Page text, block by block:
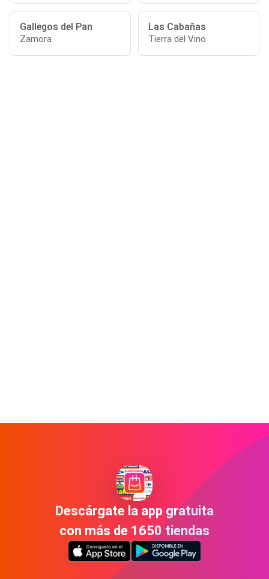
Gallegos del Pan
Zamora
Las Cabañas
Tierra del Vino
Descárgate la app gratuita
con más de 1650 tiendas